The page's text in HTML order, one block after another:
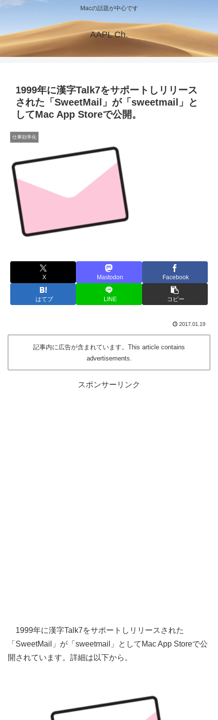
Macの話題が中心です
AAPL Ch.
1999年に漢字Talk7をサポートしリリース
された「SweetMail」が「sweetmail」と
してMac App Storeで公開。
仕事効率化
X Mastodon Facebook
はてブ LINE コピー
2017.01.19
記事内に広告が含まれています。This article contains
advertisements.
スポンサーリンク
1999年に漢字Talk7をサポートしリリースされた
「SweetMail」が「sweetmail」としてMac App Storeで公
開されています。詳細は以下から。